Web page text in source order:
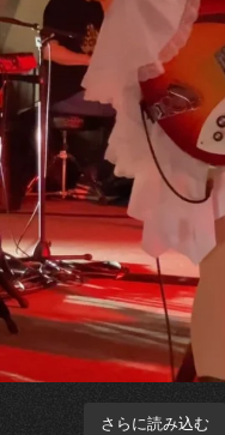
さらに読み込む